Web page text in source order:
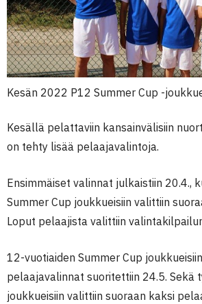
Kesän 2022 P12 Summer Cup -
Kesällä pelattaviin kansainvälisiin
on tehty lisää pelaajavalintoja.
Ensimmäiset valinnat julkaistiin 20.4.,
Summer Cup joukkueisiin valittiin
Loput pelaajista valittiin
12-vuotiaiden Summer Cup
pelaajavalinnat suoritettiin 24.5. Sekä
joukkueisiin valittiin suoraan kaksi